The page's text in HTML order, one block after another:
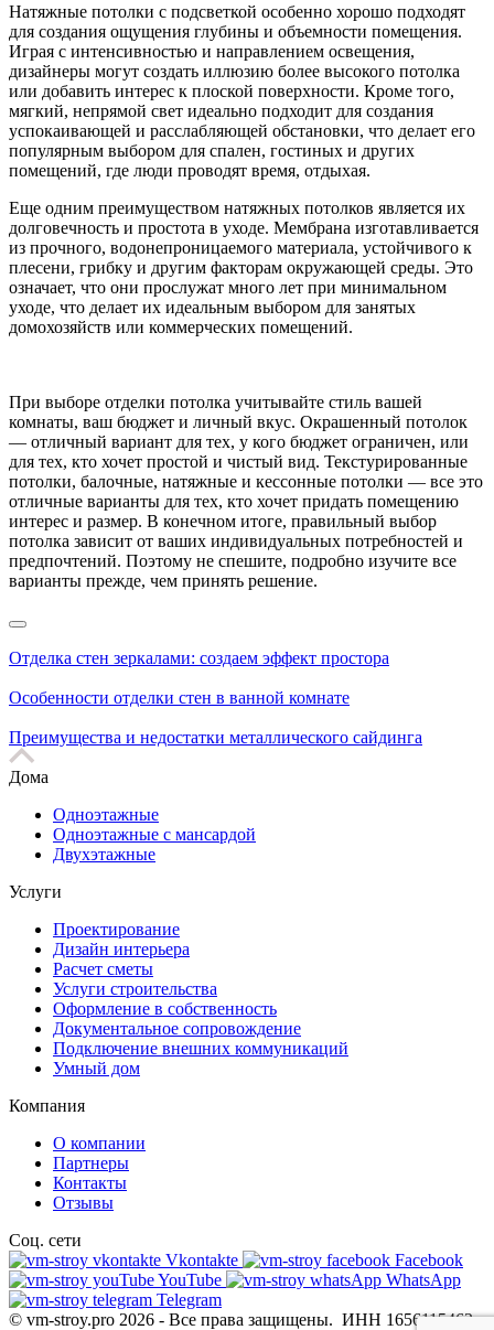
Натяжные потолки с подсветкой особенно хорошо подходят
для создания ощущения глубины и объемности помещения.
Играя с интенсивностью и направлением освещения,
дизайнеры могут создать иллюзию более высокого потолка
или добавить интерес к плоской поверхности. Кроме того,
мягкий, непрямой свет идеально подходит для создания
успокаивающей и расслабляющей обстановки, что делает его
популярным выбором для спален, гостиных и других
помещений, где люди проводят время, отдыхая.
Еще одним преимуществом натяжных потолков является их
долговечность и простота в уходе. Мембрана изготавливается
из прочного, водонепроницаемого материала, устойчивого к
плесени, грибку и другим факторам окружающей среды. Это
означает, что они прослужат много лет при минимальном
уходе, что делает их идеальным выбором для занятых
домохозяйств или коммерческих помещений.
При выборе отделки потолка учитывайте стиль вашей
комнаты, ваш бюджет и личный вкус. Окрашенный потолок
— отличный вариант для тех, у кого бюджет ограничен, или
для тех, кто хочет простой и чистый вид. Текстурированные
потолки, балочные, натяжные и кессонные потолки — все это
отличные варианты для тех, кто хочет придать помещению
интерес и размер. В конечном итоге, правильный выбор
потолка зависит от ваших индивидуальных потребностей и
предпочтений. Поэтому не спешите, подробно изучите все
варианты прежде, чем принять решение.
Отделка стен зеркалами: создаем эффект простора
Особенности отделки стен в ванной комнате
Преимущества и недостатки металлического сайдинга
Дома
Одноэтажные
Одноэтажные с мансардой
Двухэтажные
Услуги
Проектирование
Дизайн интерьера
Расчет сметы
Услуги строительства
Оформление в собственность
Документальное сопровождение
Подключение внешних коммуникаций
Умный дом
Компания
О компании
Партнеры
Контакты
Отзывы
Соц. сети
Vkontakte
Facebook
YouTube
WhatsApp
Telegram
© vm-stroy.pro 2026 - Все права защищены. ИНН 1656115462